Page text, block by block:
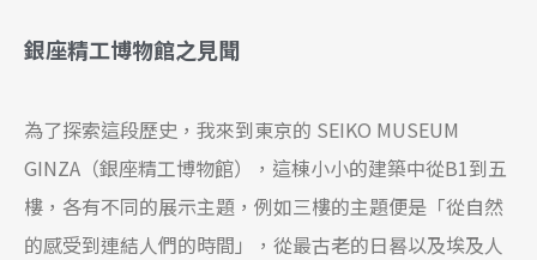
銀座精工博物館之見聞
為了探索這段歷史，我來到東京的 SEIKO MUSEUM
GINZA（銀座精工博物館），這棟小小的建築中從B1到五
樓，各有不同的展示主題，例如三樓的主題便是「從自然
的感受到連結人們的時間」，從最古老的日晷以及埃及人